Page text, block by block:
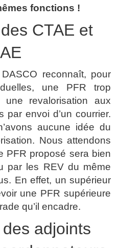
fonctions !
CTAE et
reconnaît, pour
une PFR trop
revalorisation aux
par envoi d’un courrier.
aucune idée du
Nous attendons
PFR proposé sera bien
par les REV du même
En effet, un supérieur
une PFR supérieure
qu’il encadre.
adjoints